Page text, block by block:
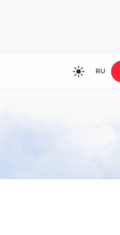
RU